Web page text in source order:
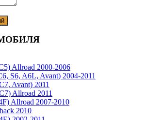
Allroad 2000-2006
S6, A6L, Avant) 2004-2011
Avant) 2011
Allroad 2011
Allroad 2007-2010
2010